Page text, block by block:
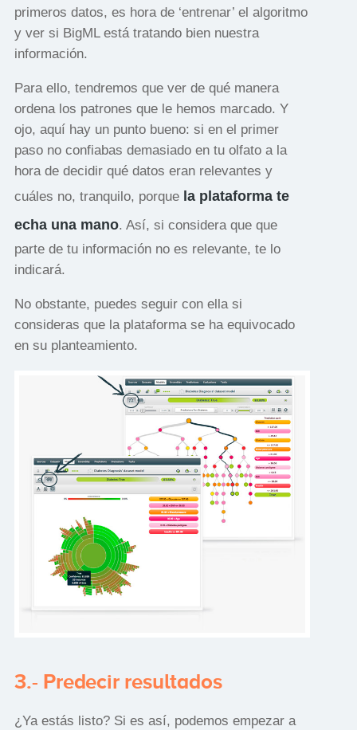
primeros datos, es hora de ‘entrenar’ el algoritmo
y ver si BigML está tratando bien nuestra
información.
Para ello, tendremos que ver de qué manera
ordena los patrones que le hemos marcado. Y
ojo, aquí hay un punto bueno: si en el primer
paso no confiabas demasiado en tu olfato a la
hora de decidir qué datos eran relevantes y
cuáles no, tranquilo, porque la plataforma te
echa una mano. Así, si considera que que
parte de tu información no es relevante, te lo
indicará.
No obstante, puedes seguir con ella si
consideras que la plataforma se ha equivocado
en su planteamiento.
3.- Predecir resultados
¿Ya estás listo? Si es así, podemos empezar a